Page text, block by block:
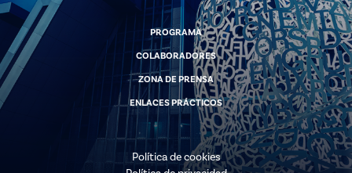
PROGRAMA
COLABORADORES
ZONA DE PRENSA
ENLACES PRÁCTICOS
Política de cookies